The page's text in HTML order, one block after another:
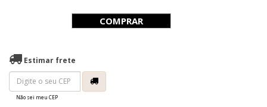
COMPRAR
Estimar frete
Não sei meu CEP